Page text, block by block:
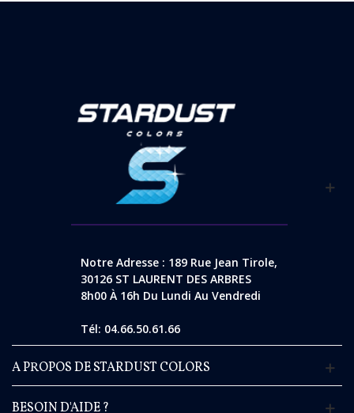
Notre Adresse : 189 Rue Jean Tirole,
30126 ST LAURENT DES ARBRES
8h00 À 16h Du Lundi Au Vendredi
Tél: 04.66.50.61.66
A PROPOS DE STARDUST COLORS
BESOIN D'AIDE ?